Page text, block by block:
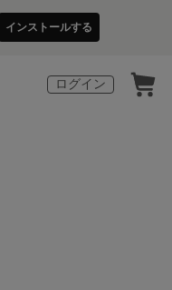
インストールする
ログイン